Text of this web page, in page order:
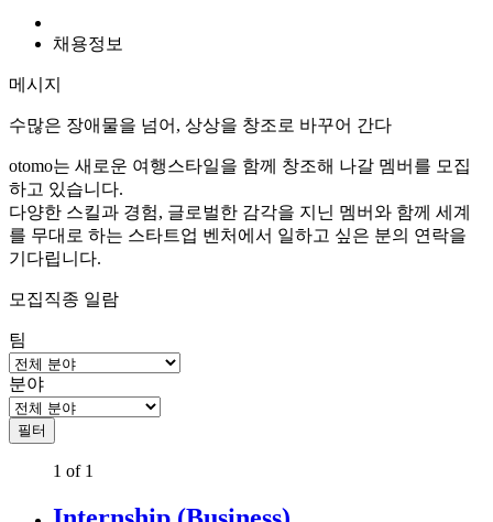
채용정보
메시지
수많은 장애물을 넘어, 상상을 창조로 바꾸어 간다
otomo는 새로운 여행스타일을 함께 창조해 나갈 멤버를 모집
하고 있습니다.
다양한 스킬과 경험, 글로벌한 감각을 지닌 멤버와 함께 세계
를 무대로 하는 스타트업 벤처에서 일하고 싶은 분의 연락을
기다립니다.
모집직종 일람
팀
분야
1 of 1